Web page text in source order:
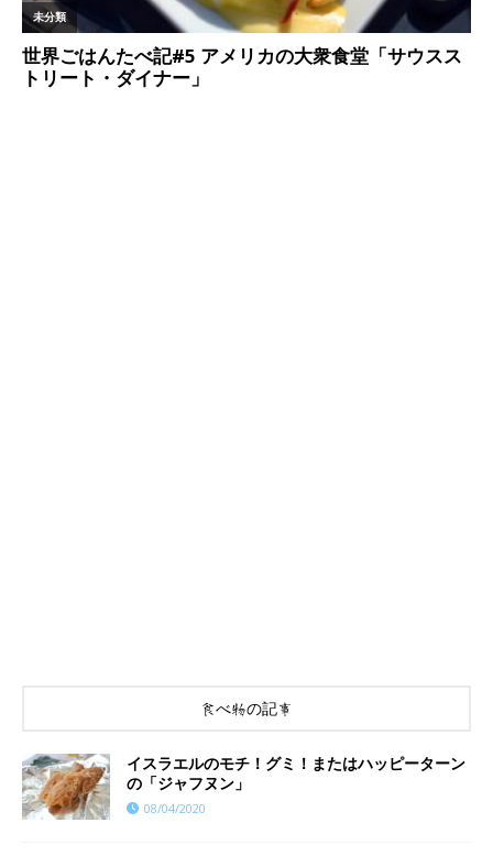
食べ物の記事
イスラエルのモチ！グミ！またはハッピーターン
の「ジャフヌン」
08/04/2020